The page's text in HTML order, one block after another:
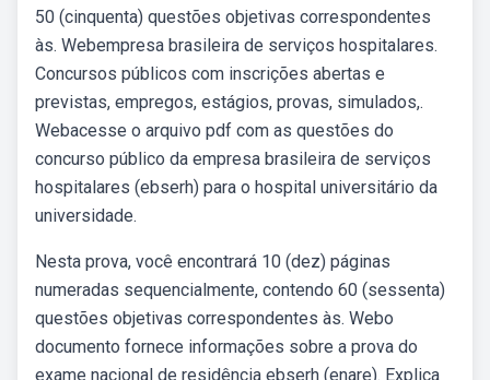
50 (cinquenta) questões objetivas correspondentes
às. Webempresa brasileira de serviços hospitalares.
Concursos públicos com inscrições abertas e
previstas, empregos, estágios, provas, simulados,.
Webacesse o arquivo pdf com as questões do
concurso público da empresa brasileira de serviços
hospitalares (ebserh) para o hospital universitário da
universidade.
Nesta prova, você encontrará 10 (dez) páginas
numeradas sequencialmente, contendo 60 (sessenta)
questões objetivas correspondentes às. Webo
documento fornece informações sobre a prova do
exame nacional de residência ebserh (enare). Explica